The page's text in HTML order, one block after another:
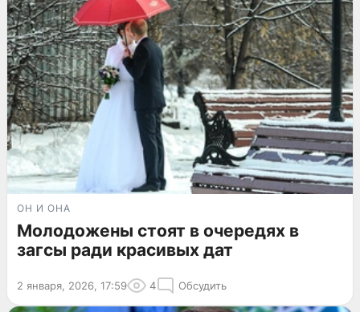
ОН И ОНА
Молодожены стоят в очередях в
загсы ради красивых дат
2 января, 2026, 17:59 4 Обсудить